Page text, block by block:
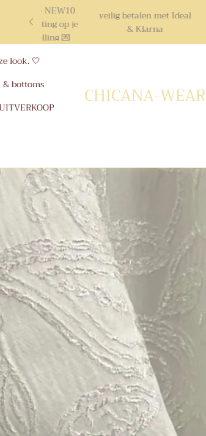
code NEW10
10% korting op je
eerste bestelling 💌
veilig betalen met Ideal
& Klarna
look. 🤍
& bottoms
CHICANA-WEAR